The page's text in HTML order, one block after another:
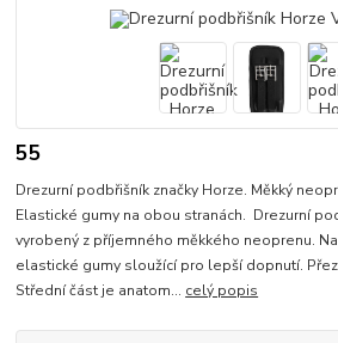
55
Drezurní podbřišník značky Horze. Měkký
Elastické gumy na obou stranách. Drezurní
vyrobený z příjemného měkkého neoprenu.
elastické gumy sloužící pro lepší dopnutí.
Střední část je anatom... celý popis